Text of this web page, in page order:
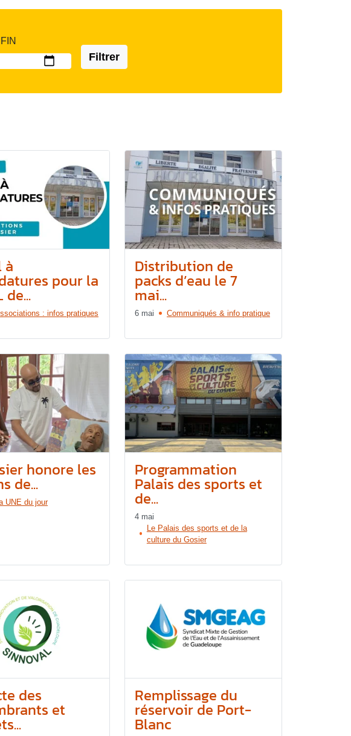
Filtrer
à
pour la
de...
: infos pratiques
Distribution de
packs d’eau le 7
mai...
6 mai Communiqués & info pratique
honore les
de...
UNE du jour
Programmation
Palais des sports et
de...
4 mai
Le Palais des sports et de la
culture du Gosier
des
et
Remplissage du
réservoir de Port-
Blanc